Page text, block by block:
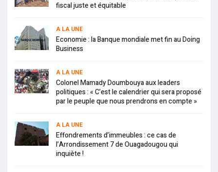
fiscal juste et équitable
A LA UNE
Economie : la Banque mondiale met fin au Doing
Business
A LA UNE
Colonel Mamady Doumbouya aux leaders
politiques : « C’est le calendrier qui sera proposé
par le peuple que nous prendrons en compte »
A LA UNE
Effondrements d’immeubles : ce cas de
l’Arrondissement 7 de Ouagadougou qui
inquiète !